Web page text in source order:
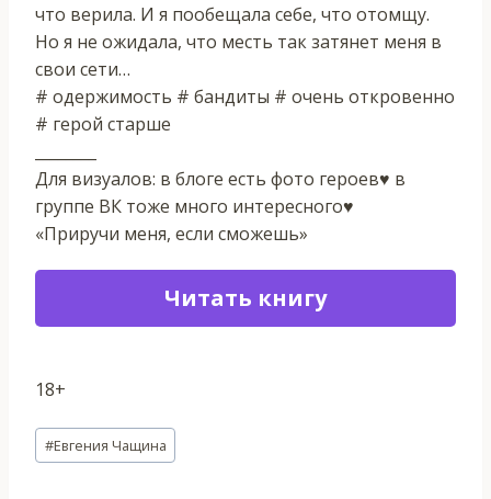
что верила. И я пообещала себе, что отомщу.
Но я не ожидала, что месть так затянет меня в
свои сети…
# одержимость # бандиты # очень откровенно
# герой старше
Для визуалов: в блоге есть фото героев♥ в
группе ВК тоже много интересного♥
«Приручи меня, если сможешь»
Читать книгу
18+
Метки
записи:
#Евгения Чащина